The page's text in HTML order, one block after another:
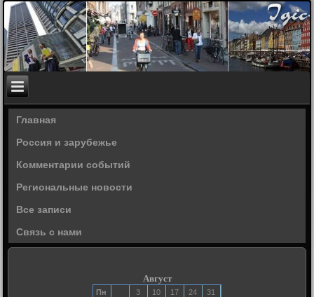
Главная
Россия и зарубежье
Комментарии событий
Региональные новости
Все записи
Связь с нами
Август
Пн 3 10 17 24
31